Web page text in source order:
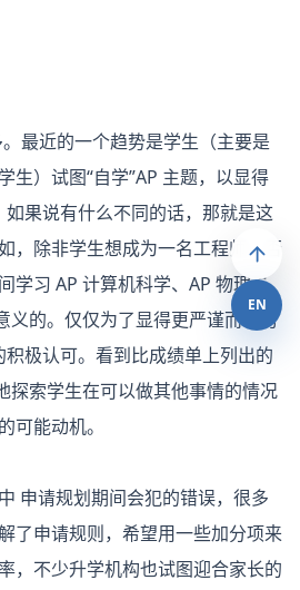
最近的一个趋势是学生（主要是
生）试图“自学”AP 主题，以显得
如果说有什么不同的话，那就是这
，除非学生想成为一名工程师，否
学习 AP 计算机科学、AP 物理 C
义的。仅仅为了显得更严谨而学习
极认可。看到比成绩单上列出的
探索学生在可以做其他事情的情况
可能动机。
申请规划期间会犯的错误，很多
了申请规则，希望用一些加分项来
，不少升学机构也试图迎合家长的
EN